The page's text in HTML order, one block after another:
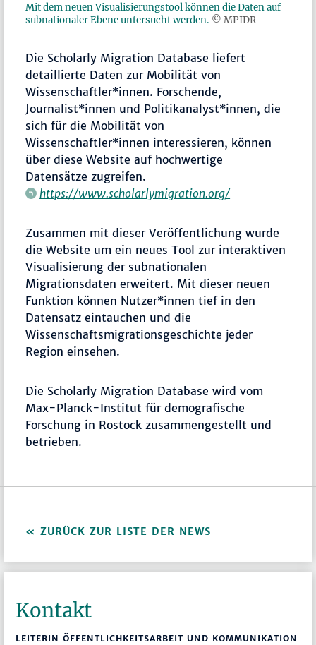
Mit dem neuen Visualisierungstool können die Daten auf
subnationaler Ebene untersucht werden. © MPIDR
Die Scholarly Migration Database liefert
detaillierte Daten zur Mobilität von
Wissenschaftler*innen. Forschende,
Journalist*innen und Politikanalyst*innen, die
sich für die Mobilität von
Wissenschaftler*innen interessieren, können
über diese Website auf hochwertige
Datensätze zugreifen.
https://www.scholarlymigration.org/
Zusammen mit dieser Veröffentlichung wurde
die Website um ein neues Tool zur interaktiven
Visualisierung der subnationalen
Migrationsdaten erweitert. Mit dieser neuen
Funktion können Nutzer*innen tief in den
Datensatz eintauchen und die
Wissenschaftsmigrationsgeschichte jeder
Region einsehen.
Die Scholarly Migration Database wird vom
Max-Planck-Institut für demografische
Forschung in Rostock zusammengestellt und
betrieben.
ZURÜCK ZUR LISTE DER NEWS
Kontakt
LEITERIN ÖFFENTLICHKEITSARBEIT UND KOMMUNIKATION